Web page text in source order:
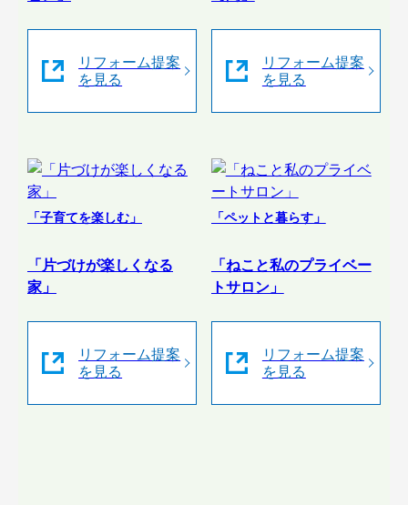
リフォーム提案
を見る
リフォーム提案
を見る
「子育てを楽しむ」
「片づけが楽しくなる
家」
リフォーム提案
を見る
「ペットと暮らす」
「ねこと私のプライベー
トサロン」
リフォーム提案
を見る